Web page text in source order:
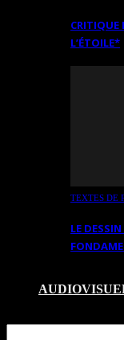
CRITIQUE
L’ÉTOILE*
TEXTES DE
LE